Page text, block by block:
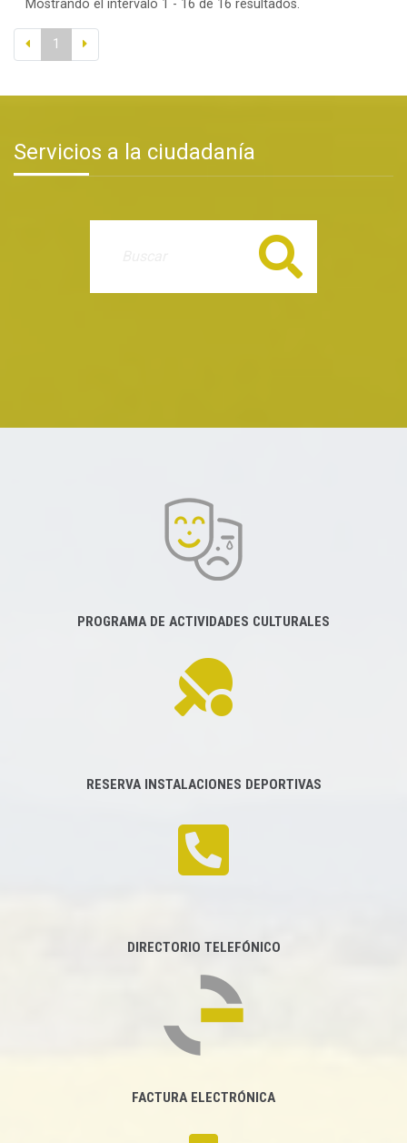
Mostrando el intervalo 1 - 16 de 16 resultados.
1
Servicios a la ciudadanía
Buscar
PROGRAMA DE ACTIVIDADES CULTURALES
RESERVA INSTALACIONES DEPORTIVAS
DIRECTORIO TELEFÓNICO
FACTURA ELECTRÓNICA